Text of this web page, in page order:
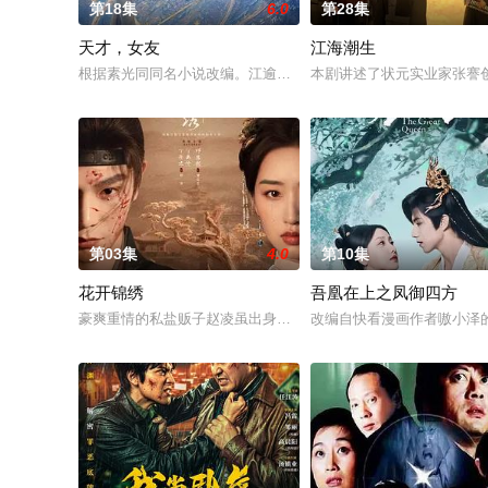
第18集 6.0
天才，女友
根据素光同同名小说改编。江逾白长大以后，林知夏忽然对他说
第28集
江海潮生
本剧讲述了状元实业家张謇
第03集 4.0
花开锦绣
豪爽重情的私盐贩子赵凌虽出身草莽，却心怀壮志，他结识了遭
第10集
吾凰在上之凤御四方
改编自快看漫画作者嗷小泽